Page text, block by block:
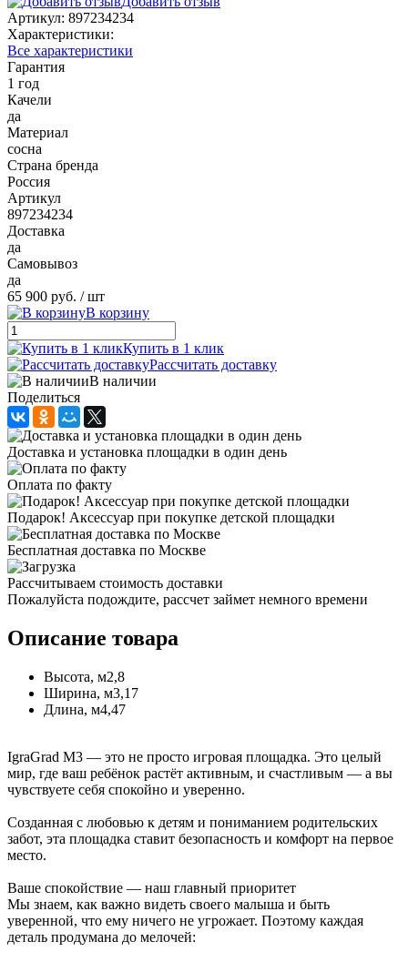
Артикул: 897234234
Характеристики:
Все характеристики
Гарантия
1 год
Качели
да
Материал
сосна
Страна бренда
Россия
Артикул
897234234
Доставка
да
Самовывоз
да
65 900 руб. / шт
В корзину
Купить в 1 клик
Рассчитать доставку
В наличии
Поделиться
Доставка и установка площадки в один день
Оплата по факту
Подарок! Аксессуар при покупке детской площадки
Бесплатная доставка по Москве
Рассчитываем стоимость доставки
Пожалуйста подождите, рассчет займет немного времени
Описание товара
Высота, м2,8
Ширина, м3,17
Длина, м4,47
IgraGrad M3 — это не просто игровая площадка. Это целый
мир, где ваш ребёнок растёт активным, и счастливым — а вы
чувствуете себя спокойно и уверенно.
Созданная с любовью к детям и пониманием родительских
забот, эта площадка ставит безопасность и комфорт на первое
место.
Ваше спокойствие — наш главный приоритет
Мы знаем, как важно видеть своего малыша и быть
уверенной, что ему ничего не угрожает. Поэтому каждая
деталь продумана до мелочей: